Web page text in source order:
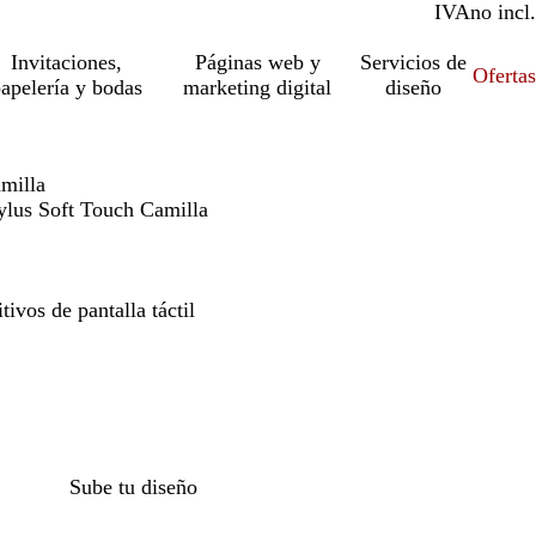
IVAincl.
no incl.
Invitaciones,
y bodas
Páginas web y
marketing digital
Servicios de
diseño
Ofertas
Soft Touch Camilla
de pantalla táctil
Sube tu diseño